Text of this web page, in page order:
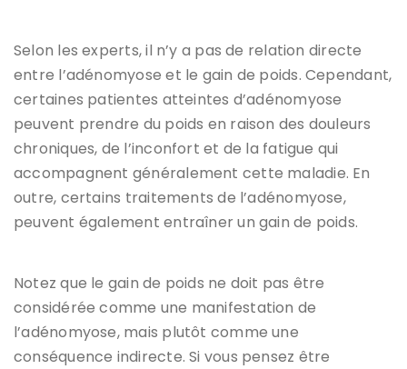
Selon les experts, il n’y a pas de relation directe
entre l’adénomyose et le gain de poids. Cependant,
certaines patientes atteintes d’adénomyose
peuvent prendre du poids en raison des douleurs
chroniques, de l’inconfort et de la fatigue qui
accompagnent généralement cette maladie. En
outre, certains traitements de l’adénomyose,
peuvent également entraîner un gain de poids.
Notez que le gain de poids ne doit pas être
considérée comme une manifestation de
l’adénomyose, mais plutôt comme une
conséquence indirecte. Si vous pensez être